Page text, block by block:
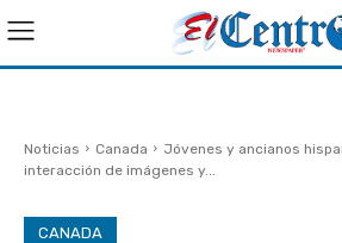
Noticias Canada
Jóvenes y ancianos
interacción de imágenes y...
CANADA